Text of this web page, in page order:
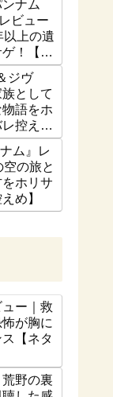
ンナム
ビュー
以上の遺
！【実
ジヴ
として
語をホ
控え
ム』レ
の旅と
ホリサ
め】
ュー｜救
が胸に
【ネタ
荒野の裏